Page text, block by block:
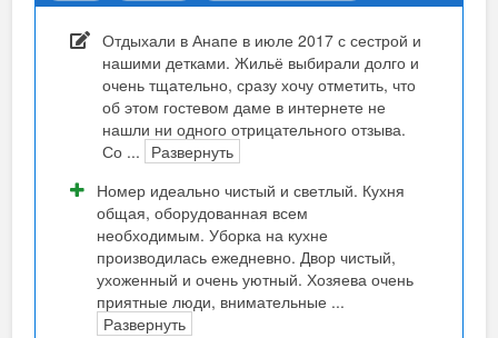
Подробнее...
Отдыхали в Анапе в июле 2017 с сестрой и
нашими детками. Жильё выбирали долго и
очень тщательно, сразу хочу отметить, что
об этом гостевом даме в интернете не
нашли ни одного отрицательного отзыва.
Со ... Развернуть
Номер идеально чистый и светлый. Кухня
общая, оборудованная всем
необходимым. Уборка на кухне
производилась ежедневно. Двор чистый,
ухоженный и очень уютный. Хозяева очень
приятные люди, внимательные ...
Развернуть